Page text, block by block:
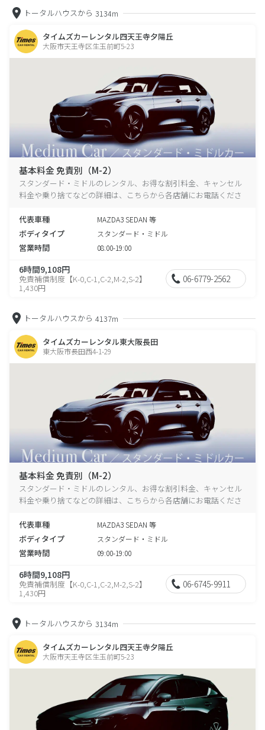
トータルハウスから 3134m
タイムズカーレンタル四天王寺夕陽丘
大阪市天王寺区生玉前町5-23
基本料金 免責別（M-2）
スタンダード・ミドルのレンタル、お得な割引料金、キャンセル
料金や乗り捨てなどの詳細は、こちらから各店舗にお電話くださ
代表車種
MAZDA3 SEDAN 等
ボディタイプ スタンダード・ミドル
営業時間 08:00-19:00
6時間9,108円
免責補償制度【K-0,C-1,C-2,M-2,S-2】
1,430円
06-6779-2562
トータルハウスから 4137m
タイムズカーレンタル東大阪長田
東大阪市長田西4-1-29
基本料金 免責別（M-2）
スタンダード・ミドルのレンタル、お得な割引料金、キャンセル
料金や乗り捨てなどの詳細は、こちらから各店舗にお電話くださ
代表車種
MAZDA3 SEDAN 等
ボディタイプ スタンダード・ミドル
営業時間 09:00-19:00
6時間9,108円
免責補償制度【K-0,C-1,C-2,M-2,S-2】
1,430円
06-6745-9911
トータルハウスから 3134m
タイムズカーレンタル四天王寺夕陽丘
大阪市天王寺区生玉前町5-23